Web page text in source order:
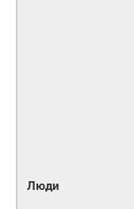
Люди